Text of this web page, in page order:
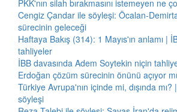
PKK'nın silah bırakmasını istemeyen ne
Cengiz Çandar ile söyleşi: Öcalan-
sürecinin geleceği
Haftaya Bakış (314): 1 Mayıs'ın anlamı |
tahliyeler
İBB davasında Adem Soytekin niçin
Erdoğan çözüm sürecinin önünü açıyor
Türkiye Avrupa'nın içinde mi, dışında
söyleşi